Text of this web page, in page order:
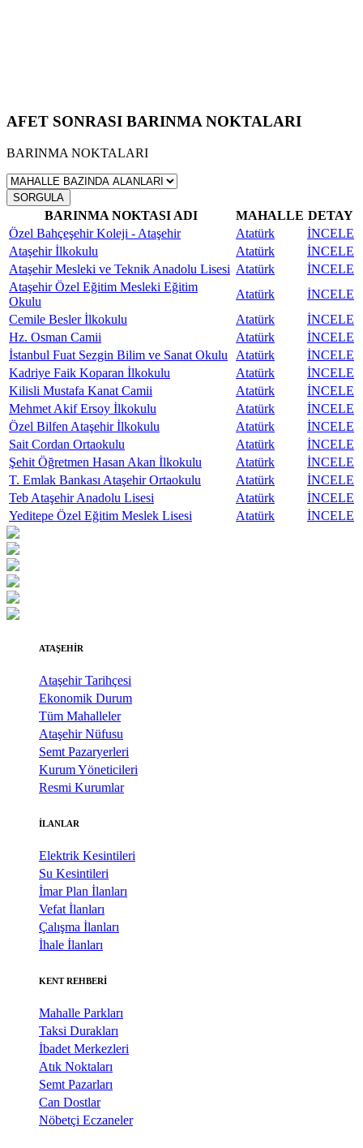
AFET SONRASI BARINMA NOKTALARI
BARINMA NOKTALARI
SORGULA
BARINMA NOKTASI ADI MAHALLE DETAY
Özel Bahçeşehir Koleji - Ataşehir
Atatürk
İNCELE
Ataşehir İlkokulu
Atatürk
İNCELE
Ataşehir Mesleki ve Teknik Anadolu Lisesi Atatürk
İNCELE
Ataşehir Özel Eğitim Mesleki Eğitim
Okulu
Atatürk
İNCELE
Cemile Besler İlkokulu
Atatürk
İNCELE
Hz. Osman Camii
Atatürk
İNCELE
İstanbul Fuat Sezgin Bilim ve Sanat Okulu
Atatürk
İNCELE
Kadriye Faik Koparan İlkokulu
Atatürk
İNCELE
Kilisli Mustafa Kanat Camii
Atatürk
İNCELE
Mehmet Akif Ersoy İlkokulu
Atatürk
İNCELE
Özel Bilfen Ataşehir İlkokulu
Atatürk
İNCELE
Sait Cordan Ortaokulu
Atatürk
İNCELE
Şehit Öğretmen Hasan Akan İlkokulu
Atatürk
İNCELE
T. Emlak Bankası Ataşehir Ortaokulu
Atatürk
İNCELE
Teb Ataşehir Anadolu Lisesi
Atatürk
İNCELE
Yeditepe Özel Eğitim Meslek Lisesi
Atatürk İNCELE
ATAŞEHİR
Ataşehir Tarihçesi
Ekonomik Durum
Tüm Mahalleler
Ataşehir Nüfusu
Semt Pazaryerleri
Kurum Yöneticileri
Resmi Kurumlar
İLANLAR
Elektrik Kesintileri
Su Kesintileri
İmar Plan İlanları
Vefat İlanları
Çalışma İlanları
İhale İlanları
KENT REHBERİ
Mahalle Parkları
Taksi Durakları
İbadet Merkezleri
Atık Noktaları
Semt Pazarları
Can Dostlar
Nöbetçi Eczaneler